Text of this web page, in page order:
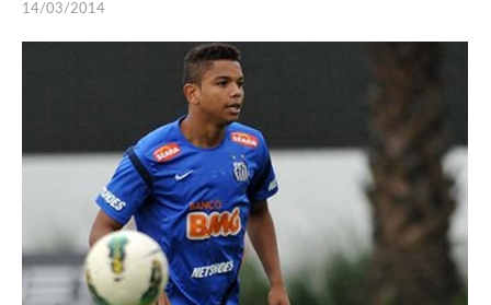
14/03/2014